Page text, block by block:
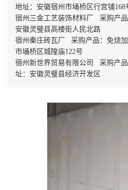
地址：安徽宿州市埇桥区行宫铺168
宿州三金工艺装饰材料厂 采购产
安徽灵璧县高楼街人民北路
宿州秦庄砖瓦厂 采购产品：免烧
市埇桥区城隍庙122号
宿州新世界贸易有限公司 采购产
址：安徽灵璧县经济开发区